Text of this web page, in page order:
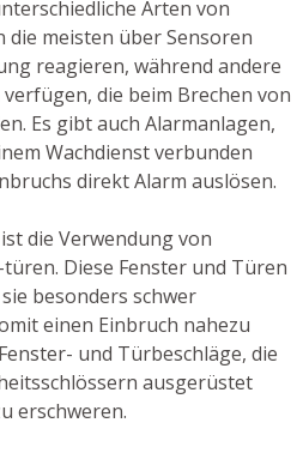
Arten von
die meisten über Sensoren
reagieren, während andere
die beim Brechen von
Es gibt auch Alarmanlagen,
Wachdienst verbunden
direkt Alarm auslösen.
die Verwendung von
Diese Fenster und Türen
besonders schwer
einen Einbruch nahezu
und Türbeschläge, die
ausgerüstet
erschweren.